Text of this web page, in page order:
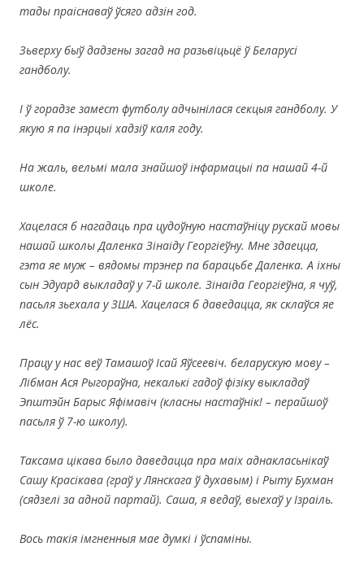
тады праіснаваў ўсяго адзін год.
Зьверху быў дадзены загад на разьвіцьцё ў Беларусі
гандболу.
І ў горадзе замест футболу адчынілася секцыя гандболу. У
якую я па інэрцыі хадзіў каля году.
На жаль, вельмі мала знайшоў інфармацыі па нашай 4-й
школе.
Хацелася б нагадаць пра цудоўную настаўніцу рускай мовы
нашай школы Даленка Зінаіду Георгіеўну. Мне здаецца,
гэта яе муж – вядомы трэнер па барацьбе Даленка. А іхны
сын Эдуард выкладаў у 7-й школе. Зінаіда Георгіеўна, я чуў,
пасьля зьехала у ЗША. Хацелася б даведацца, як склаўся яе
лёс.
Працу у нас веў Тамашоў Ісай Яўсеевіч. беларускую мову –
Лібман Ася Рыгораўна, некалькі гадоў фізіку выкладаў
Эпштэйн Барыс Яфімавіч (класны настаўнік! – перайшоў
пасьля ў 7-ю школу).
Таксама цікава было даведацца пра маіх аднакласьнікаў
Сашу Красікава (граў у Лянскага ў духавым) і Рыту Бухман
(сядзелі за адной партай). Саша, я ведаў, выехаў у Ізраіль.
Вось такія імгненныя мае думкі і ўспаміны.